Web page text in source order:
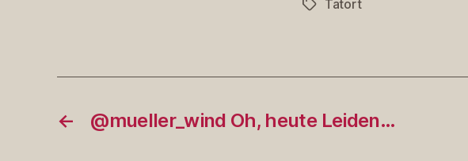
Schlagwörter
Tatort
← @mueller_wind Oh, heute Leiden…